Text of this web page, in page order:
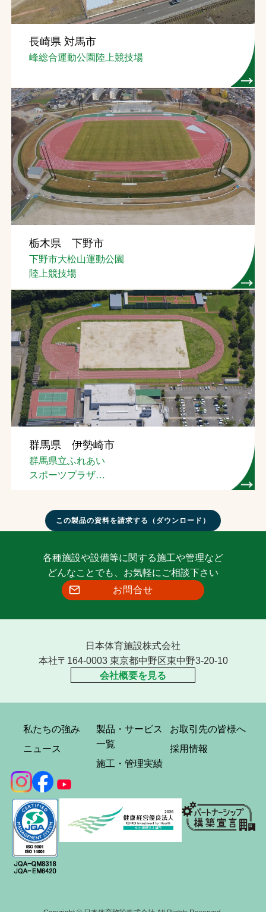
長崎県 対馬市
峰総合運動公園陸上競技場
栃木県 下野市
下野市大松山運動公園
陸上競技場
群馬県 伊勢崎市
群馬県立ふれあい
スポーツプラザ
この製品の資料を請求する（ダウンロード）
各種施設や設備等に関する施工や管理など
どんなことでも、お気軽にご相談下さい
お問合せ
日本体育施設株式会社
本社〒164-0003 東京都中野区東中野3-20-10
会社概要を見る
私たちの強み
ニュース
製品・サービス
一覧
施工・管理実績
お取引先の皆様へ
採用情報